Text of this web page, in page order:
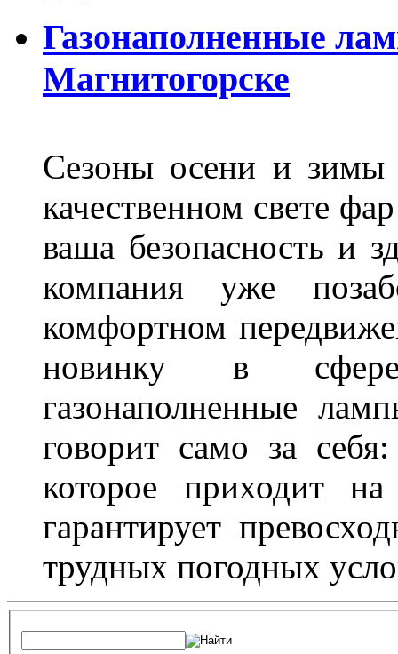
Газонаполненные
Магнитогорске
Сезоны осени и зимы
качественном свете
ваша безопасность и
компания уже
комфортном
новинку в
газонаполненные
говорит само за
которое приходит
гарантирует
трудных погодных